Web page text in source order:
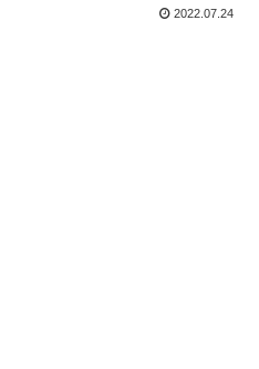
2022.07.24